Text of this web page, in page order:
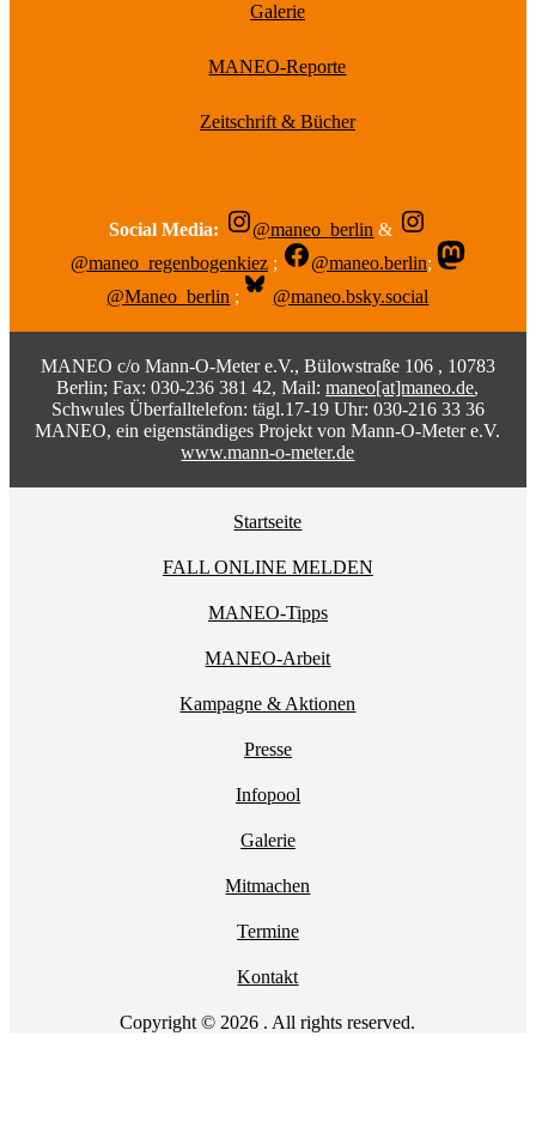
Galerie
MANEO-Reporte
Zeitschrift & Bücher
Social Media: @maneo_berlin &
@maneo_regenbogenkiez ; @maneo.berlin;
@Maneo_berlin ; @maneo.bsky.social
MANEO c/o Mann-O-Meter e.V., Bülowstraße 106 , 10783
Berlin; Fax: 030-236 381 42, Mail:maneo[at]maneo.de,
Schwules Überfalltelefon: tägl.17-19 Uhr: 030-216 33 36
MANEO, ein eigenständiges Projekt von Mann-O-Meter e.V.
www.mann-o-meter.de
Startseite
FALL ONLINE MELDEN
MANEO-Tipps
MANEO-Arbeit
Kampagne & Aktionen
Presse
Infopool
Galerie
Mitmachen
Termine
Kontakt
Copyright © 2026 . All rights reserved.